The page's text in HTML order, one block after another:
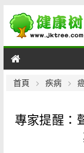
男性
首頁 疾病
專家提醒：